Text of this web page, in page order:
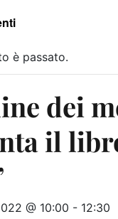
è passato.
dei
il
@ 10:00 - 12:30